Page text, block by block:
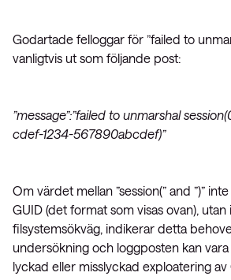
Godartade felloggar för ”failed to
vanligtvis ut som följande post:
”message”:”failed to unmarshal
cdef-1234-567890abcdef)”
Om värdet mellan ”session(” and ”)”
GUID (det format som visas ovan),
filsystemsökväg, indikerar detta
undersökning och loggposten kan
lyckad eller misslyckad exploatering